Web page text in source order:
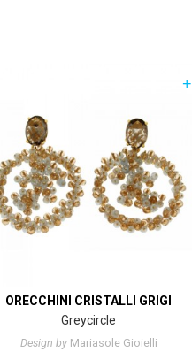
+
ORECCHINI CRISTALLI GRIGI
Greycircle
Design byMariasole Gioielli